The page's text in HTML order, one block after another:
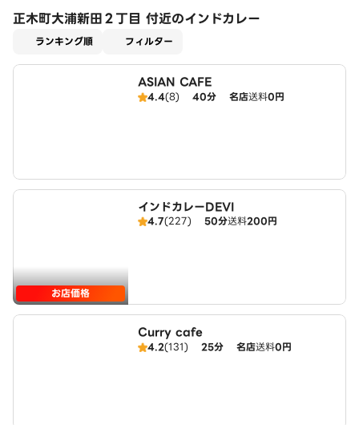
正木町大浦新田２丁目 付近のインドカレー
ランキング順 フィルター
ASIAN CAFE
4.4(8) 40分 名店送料0円
お店価格
インドカレーDEVI
4.7(227) 50分送料200円
Curry cafe
4.2(131) 25分 名店送料0円